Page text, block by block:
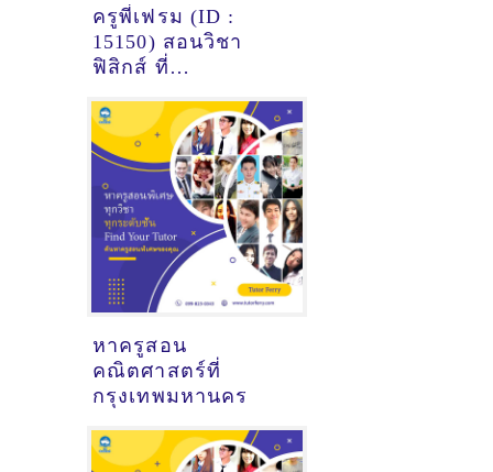
ครูพี่เฟรม (ID :
15150) สอนวิชา
ฟิสิกส์ ที่
หาครูสอน
คณิตศาสตร์ที่
กรุงเทพมหานคร